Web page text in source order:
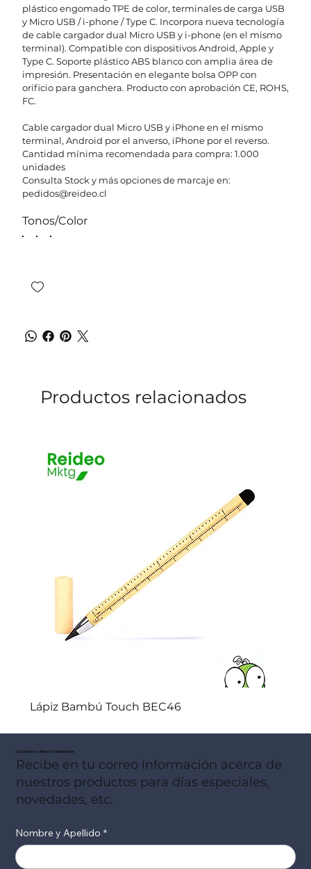
plástico engomado TPE de color, terminales de carga USB
y Micro USB / i-phone / Type C. Incorpora nueva tecnología
de cable cargador dual Micro USB y i-phone (en el mismo
terminal). Compatible con dispositivos Android, Apple y
Type C. Soporte plástico ABS blanco con amplia área de
impresión. Presentación en elegante bolsa OPP con
orificio para ganchera. Producto con aprobación CE, ROHS,
FC.
Cable cargador dual Micro USB y iPhone en el mismo
terminal, Android por el anverso, iPhone por el reverso.
Cantidad mínima recomendada para compra: 1.000
unidades
Consulta Stock y más opciones de marcaje en:
pedidos@reideo.cl
Tonos/Color
Productos relacionados
Lápiz Bambú Touch BEC46
Suscribete a Nuestro Newsletter
Recibe en tu correo información acerca de
nuestros productos para días especiales,
novedades, etc.
Nombre y Apellido *